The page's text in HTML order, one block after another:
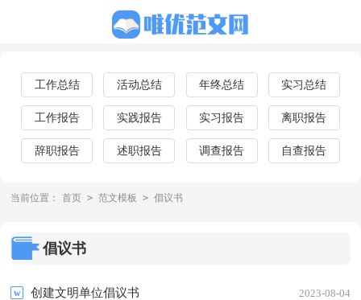
工作总结 活动总结 年终总结 实习总结
工作报告 实践报告 实习报告 离职报告
辞职报告 述职报告 调查报告 自查报告
当前位置： 首页 > 范文模板 > 倡议书
倡议书
创建文明单位倡议书 2023-08-04